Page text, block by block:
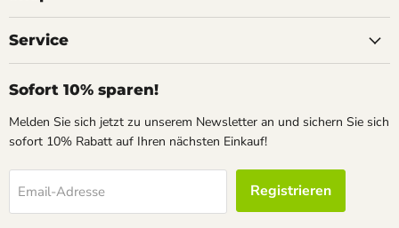
Service
Sofort 10% sparen!
Melden Sie sich jetzt zu unserem Newsletter an und sichern Sie sich
sofort 10% Rabatt auf Ihren nächsten Einkauf!
Email-Adresse Registrieren